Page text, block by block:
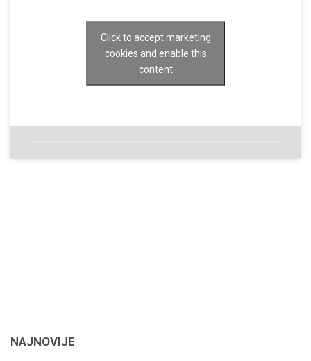
Click to accept marketing
cookies and enable this
content
NAJNOVIJE